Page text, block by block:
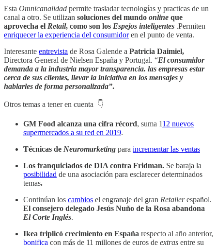
Esta Omnicanalidad permite trasladar tecnologías y practicas de un
canal a otro. Se utilizan soluciones del mundo online que
aprovecha el Retail, como son los Espejos inteligentes .Permiten
enriquecer la experiencia del consumidoren el punto de venta.
Interesante entrevista de Rosa Galende a Patricia Daimiel,
Directora General de Nielsen España y Portugal. “El consumidor
demanda a la industria mayor transparencia. las empresas estar
cerca de sus clientes, llevar la iniciativa en los mensajes y
hablarles de forma personalizada”.
Otros temas a tener en cuenta 👇
GM Food alcanza una cifra récord, suma 112 nuevos
supermercados a su red en 2019.
Técnicas de Neuromarketing para incrementar las ventas
Los franquiciados de DIA contra Fridman. Se baraja la
posibilidad de una asociación para esclarecer determinados
temas.
Continúan los cambios el engranaje del gran Retailerespañol.
El consejero delegado Jesús Nuño de la Rosa abandona
El Corte Inglés.
Ikea triplicó crecimiento en España respecto al año anterior,
bonifica con más de 11 millones de euros de extras entre su